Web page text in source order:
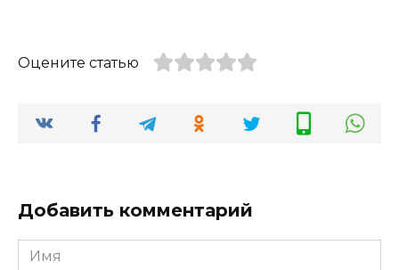
Оцените статью
Добавить комментарий
Имя